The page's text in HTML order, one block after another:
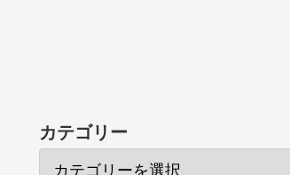
カテゴリー